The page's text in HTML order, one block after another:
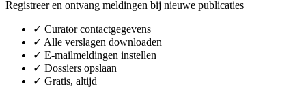
Registreer en ontvang meldingen bij nieuwe publicaties
✓ Curator contactgegevens
✓ Alle verslagen downloaden
✓ E-mailmeldingen instellen
✓ Dossiers opslaan
✓ Gratis, altijd